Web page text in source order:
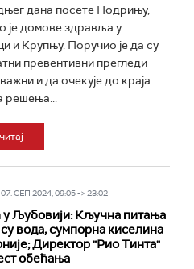
дана посете Подрињу,
је домове здравља у
и Крупњу. Поручио је да су
превентивни прегледи
и да очекује до краја
решења...
СЕП 2024, 09:05 -> 23:02
у Љубовији: Кључна питања
вода, сумпорна киселина
Директор "Рио Тинта"
обећања